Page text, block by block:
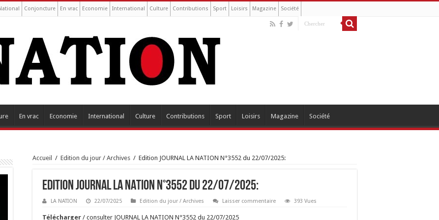
Conjoncture En vrac Economie International Culture Contributions Sport Loisirs Magazine Société
En vrac Economie International Culture Contributions Sport Loisirs Magazine Société
Accueil / Edition du jour / Archives / Edition JOURNAL LA NATION N°3552 du 22/07/2025:
Edition JOURNAL LA NATION N°3552 du 22/07/2025:
LA NATION 22/07/2025 Edition du jour / Archives Laisser commentaire 393 Vues
Tél écharger / consulter JOURNAL LA NATION N°3552 du 22/07/2025